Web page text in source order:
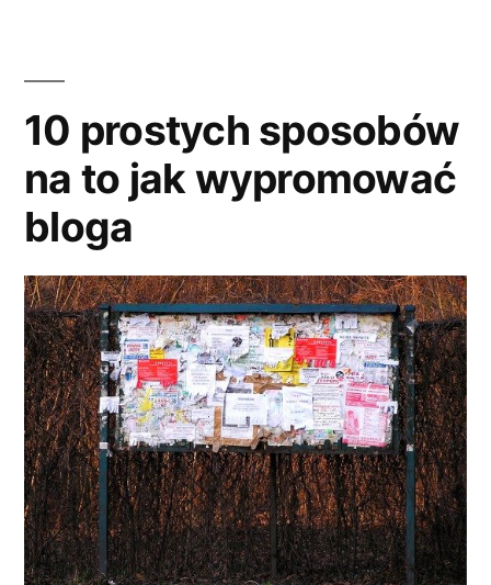
Study”
i
–
10 prostych sposobów
na to jak wypromować
bloga